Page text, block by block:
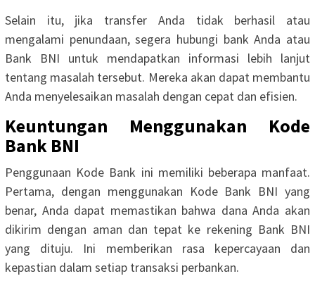
Selain itu, jika transfer Anda tidak berhasil atau
mengalami penundaan, segera hubungi bank Anda atau
Bank BNI untuk mendapatkan informasi lebih lanjut
tentang masalah tersebut. Mereka akan dapat membantu
Anda menyelesaikan masalah dengan cepat dan efisien.
Keuntungan Menggunakan Kode
Bank BNI
Penggunaan Kode Bank ini memiliki beberapa manfaat.
Pertama, dengan menggunakan Kode Bank BNI yang
benar, Anda dapat memastikan bahwa dana Anda akan
dikirim dengan aman dan tepat ke rekening Bank BNI
yang dituju. Ini memberikan rasa kepercayaan dan
kepastian dalam setiap transaksi perbankan.